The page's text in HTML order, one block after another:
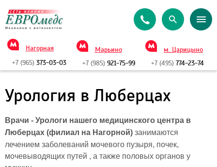
Нагорная
+7 (965) 373-03-03
Марьино
+7 (985)921-75-99
м. Царицыно
+7 (495) 774-23-74
Урология в Люберцах
Врачи - Урологи нашего медицинского центра в
Люберцах (филиал на Нагорной) занимаются
лечением заболеваний мочевого пузыря, почек,
мочевыводящих путей , а также половых органов у